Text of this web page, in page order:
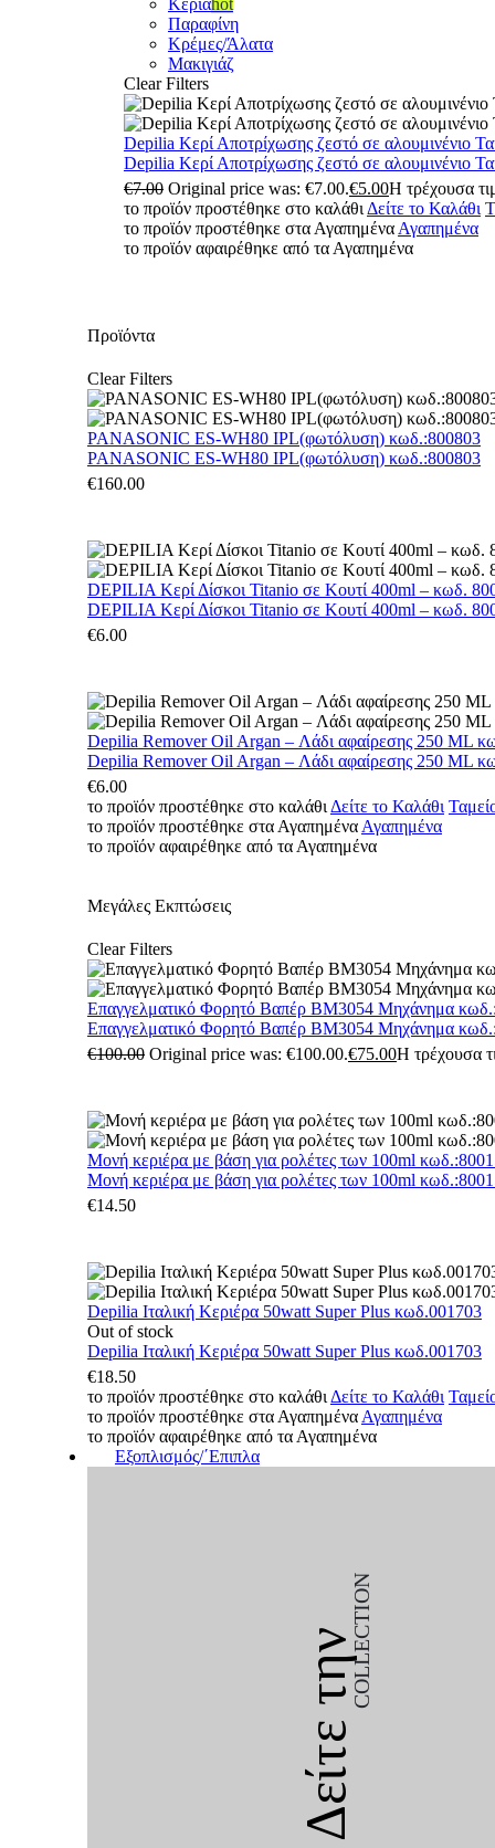
Κεριάhot
Παραφίνη
Κρέμες/Άλατα
Μακιγιάζ
Clear Filters
Depilia Κερί Αποτρίχωσης ζεστό σε αλουμινένιο
Depilia Κερί Αποτρίχωσης ζεστό σε αλουμινένιο
€7.00 Original price was: €7.00.€5.00Η τρέχουσα
το προϊόν προστέθηκε στο καλάθι Δείτε το Καλάθι
το προϊόν προστέθηκε στα Αγαπημένα Αγαπημένα
το προϊόν αφαιρέθηκε από τα Αγαπημένα
Προϊόντα
Clear Filters
PANASONIC ES-WH80 IPL(φωτόλυση) κωδ.:800803
PANASONIC ES-WH80 IPL(φωτόλυση) κωδ.:800803
€160.00
DEPILIA Κερί Δίσκοι Titanio σε Κουτί 400ml – κωδ.
DEPILIA Κερί Δίσκοι Titanio σε Κουτί 400ml – κωδ.
€6.00
Depilia Remover Oil Argan – Λάδι αφαίρεσης 250 ML
Depilia Remover Oil Argan – Λάδι αφαίρεσης 250 ML
€6.00
το προϊόν προστέθηκε στο καλάθι Δείτε το Καλάθι
το προϊόν προστέθηκε στα Αγαπημένα Αγαπημένα
το προϊόν αφαιρέθηκε από τα Αγαπημένα
Μεγάλες Εκπτώσεις
Clear Filters
Επαγγελματικό Φορητό Βαπέρ BM3054 Μηχάνημα
Επαγγελματικό Φορητό Βαπέρ BM3054 Μηχάνημα
€100.00 Original price was: €100.00.€75.00Η τρέχουσα
Μονή κεριέρα με βάση για ρολέτες των 100ml
Μονή κεριέρα με βάση για ρολέτες των 100ml
€14.50
Depilia Ιταλική Κεριέρα 50watt Super Plus κωδ.001703
Out of stock
Depilia Ιταλική Κεριέρα 50watt Super Plus κωδ.001703
€18.50
το προϊόν προστέθηκε στο καλάθι Δείτε το Καλάθι
το προϊόν προστέθηκε στα Αγαπημένα Αγαπημένα
το προϊόν αφαιρέθηκε από τα Αγαπημένα
Εξοπλισμός/΄Επιπλα
Δείτε τηνCOLLECTION